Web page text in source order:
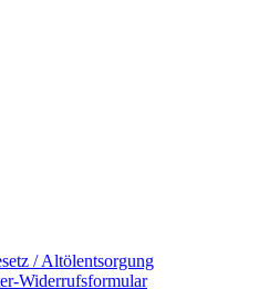
/ Altölentsorgung
Widerrufsformular